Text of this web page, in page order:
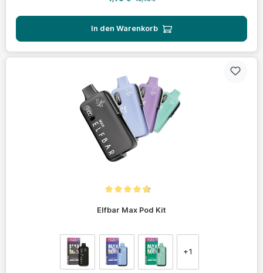
In den Warenkorb
Elfbar Max Pod Kit
auswählen
+1